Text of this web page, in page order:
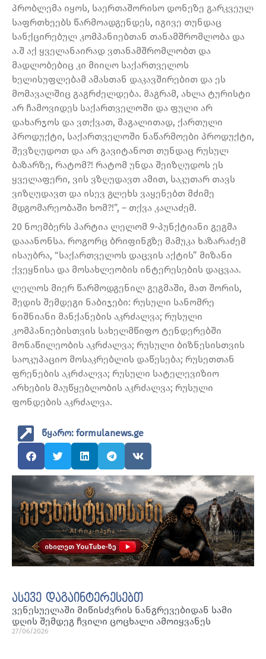
პრობლემა იყოს, საერთაშორისო დონეზე გარკვეულ
საფრთხეებს წარმოადგენდეს, იგივე თუნდაც
სანქცირებულ კომპანიებთან თანამშრომლობა და
ა.შ აქ ყველანაირად ვთანამშრომლობთ და
მადლობებიც კი მიიღო საქართველოს
ხელისუფლებამ ამასთან დაკავშირებით და ეს
მომავალშიც გაგრძელდება. მაგრამ, ახლა ტურისტი
არ ჩამოვიდეს საქართველოში და ფული არ
დახარჯოს და ვთქვათ, მაგალითად, ქართული
პროდუქტი, საქართველოში ნაწარმოები პროდუქტი,
შევზღუდოთ და არ გავიტანოთ თუნდაც რუსულ
ბაზარზე, რატომ?! რატომ უნდა შეიზღუდოს ეს
ყველაფერი, ვის ვზღუდავთ ამით, საკუთარ თავს
ვიზღუდავთ და ისევ გლეხს ვაყენებთ მძიმე
მდგომარეობაში ხომ?!”, – თქვა კალაძემ.
20 ნოემბერს პარტია ლელომ 9-პუნქტიანი გეგმა
დააანონსა. როგორც ბრიფინგზე მამუკა ხაზარაძემ
ისაუბრა, “საქართველოს დაცვის აქტის” მიზანი
ქვეყნისა და მოსახლეობის ინტერესების დაცვაა.
ლელოს მიერ წარმოდგენილ გეგმაში, მათ შორის,
შედის შემდეგი ნაბიჯები: რუსული სანომრე
ნიშნიანი მანქანების აკრძალვა; რუსული
კომპანიებისთვის სახელმწიფო ტენდერებში
მონაწილეობის აკრძალვა; რუსული ბიზნესისთვის
საოკუპაციო მოსაკრებლის დაწესება; რუსეთთან
ფრენების აკრძალვა; რუსული სატელევიზიო
არხების მაუწყებლობის აკრძალვა; რუსული
ფონდების აკრძალვა.
წყარო: formulanews.ge
ასევე დაგაინტერესებთ
ვენესუელაში მიწისძვრის ნანგრევებიდან სამი
დღის შემდეგ ჩვილი ცოცხალი ამოიყვანეს
27/06/2026